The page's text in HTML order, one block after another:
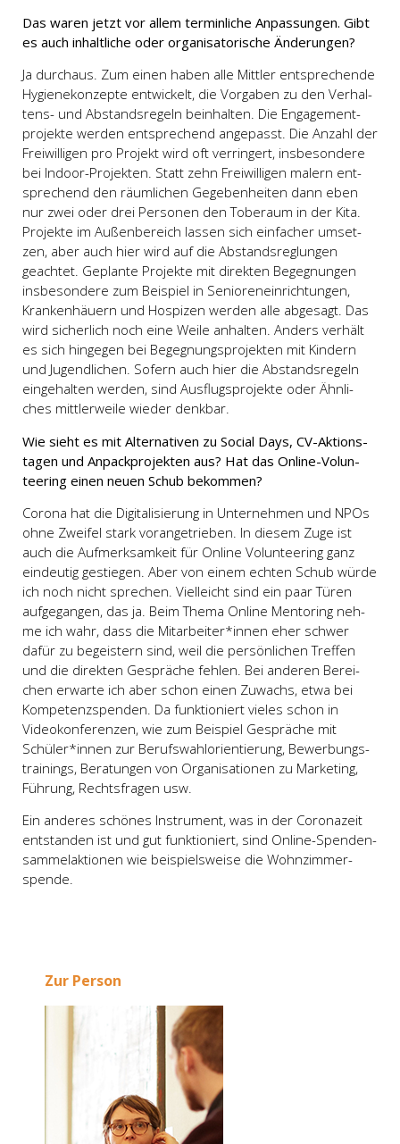
Das waren jetzt vor allem ter­min­li­che Anpas­sun­gen. Gibt
es auch inhalt­li­che oder orga­ni­sa­to­ri­sche Ände­run­gen?
Ja durch­aus. Zum einen haben alle Mitt­ler ent­spre­chen­de
Hygi­e­nekon­zep­te ent­wi­ckelt, die Vor­ga­ben zu den Ver­hal­
tens- und Abstands­re­geln beinhal­ten. Die Enga­ge­ment­
pro­jek­te wer­den ent­spre­chend ange­passt. Die Anzahl der
Frei­wil­li­gen pro Pro­jekt wird oft ver­rin­gert, ins­be­son­de­re
bei Indoor-Pro­jek­ten. Statt zehn Frei­wil­li­gen malern ent­
spre­chend den räum­li­chen Gege­ben­hei­ten dann eben
nur zwei oder drei Per­so­nen den Tobe­raum in der Kita.
Pro­jek­te im Außen­be­reich las­sen sich ein­fa­cher umset­
zen, aber auch hier wird auf die Abstands­reg­lun­gen
geach­tet. Geplan­te Pro­jek­te mit direk­ten Begeg­nun­gen
ins­be­son­de­re zum Bei­spiel in Senio­ren­ein­rich­tun­gen,
Kran­ken­häu­ern und Hos­pi­zen wer­den alle abge­sagt. Das
wird sicher­lich noch eine Wei­le anhal­ten. Anders ver­hält
es sich hin­ge­gen bei Begeg­nungs­pro­jek­ten mit Kin­dern
und Jugend­li­chen. Sofern auch hier die Abstands­re­geln
ein­ge­hal­ten wer­den, sind Aus­flugs­pro­jek­te oder Ähn­li­
ches mitt­ler­wei­le wie­der denk­bar.
Wie sieht es mit Alter­na­ti­ven zu Soci­al Days, CV-Akti­ons­
ta­gen und Anpack­pro­jek­ten aus? Hat das Online-Vol­un­
tee­ring einen neu­en Schub bekom­men?
Coro­na hat die Digi­ta­li­sie­rung in Unter­neh­men und NPOs
ohne Zwei­fel stark vor­an­ge­trie­ben. In die­sem Zuge ist
auch die Auf­merk­sam­keit für Online Vol­un­tee­ring ganz
ein­deu­tig gestie­gen. Aber von einem ech­ten Schub wür­de
ich noch nicht spre­chen. Viel­leicht sind ein paar Türen
auf­ge­gan­gen, das ja. Beim The­ma Online Men­to­ring neh­
me ich wahr, dass die Mitarbeiter*innen eher schwer
dafür zu begeis­tern sind, weil die per­sön­li­chen Tref­fen
und die direk­ten Gesprä­che feh­len. Bei ande­ren Berei­
chen erwar­te ich aber schon einen Zuwachs, etwa bei
Kom­pe­tenz­spen­den. Da funk­tio­niert vie­les schon in
Video­kon­fe­ren­zen, wie zum Bei­spiel Gesprä­che mit
Schüler*innen zur Berufs­wahl­ori­en­tie­rung, Bewer­bungs­
trai­nings, Bera­tun­gen von Orga­ni­sa­tio­nen zu Mar­ke­ting,
Füh­rung, Rechts­fra­gen usw.
Ein ande­res schö­nes Instru­ment, was in der Coro­na­zeit
ent­stan­den ist und gut funk­tio­niert, sind Online-Spen­den­
sam­mel­ak­tio­nen wie bei­spiels­wei­se die Wohn­zim­mer­
spen­de.
Zur Per­son